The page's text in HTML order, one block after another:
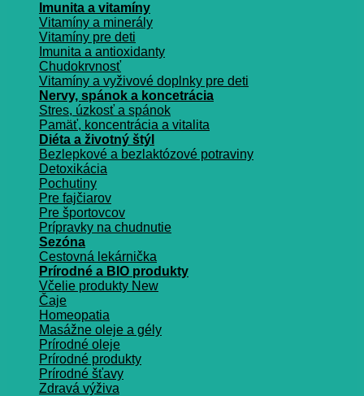
Imunita a vitamíny
Vitamíny a minerály
Vitamíny pre deti
Imunita a antioxidanty
Chudokrvnosť
Vitamíny a vyživové doplnky pre deti
Nervy, spánok a koncetrácia
Stres, úzkosť a spánok
Pamäť, koncentrácia a vitalita
Diéta a životný štýl
Bezlepkové a bezlaktózové potraviny
Detoxikácia
Pochutiny
Pre fajčiarov
Pre športovcov
Prípravky na chudnutie
Sezóna
Cestovná lekárnička
Prírodné a BIO produkty
Včelie produkty
Čaje
Homeopatia
Masážne oleje a gély
Prírodné oleje
Prírodné produkty
Prírodné šťavy
Zdravá výživa